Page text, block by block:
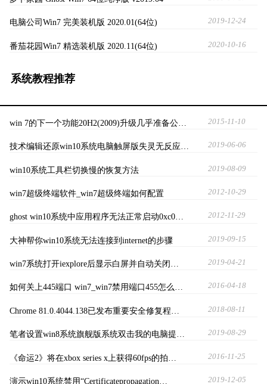
电脑公司Win7 完美装机版 2020.01(64位) 2019-12-24
番茄花园Win7 精选装机版 2020.11(64位) 2020-10-16
系统教程推荐
win 7的下一个功能20H2(2009)升级几乎准备公… 2015-11-10
技术编辑还原win10系统电脑触屏版失灵无反应… 2019-06-06
win10系统工具栏切换慢的恢复方法 2019-08-09
win7超级终端软件_win7超级终端如何配置 2012-10-29
ghost win10系统中应用程序无法正常启动0xc0… 2012-11-29
大神帮你win10系统无法连接到internet的步骤 2019-09-15
win7系统打开iexplore后显示白屏并自动关闭… 2019-04-21
如何关上445端口 win7_win7禁用端口455怎么… 2016-04-18
Chrome 81.0.4044.138已发布重要安全修复程… 2018-08-11
笔者设置win8系统旗舰版系统双击我的电脑提… 2019-08-29
《命运2》将在xbox series x上获得60fps的拍… 2016-11-25
演示win10系统禁用“Certificatepropagation… 2019-12-05